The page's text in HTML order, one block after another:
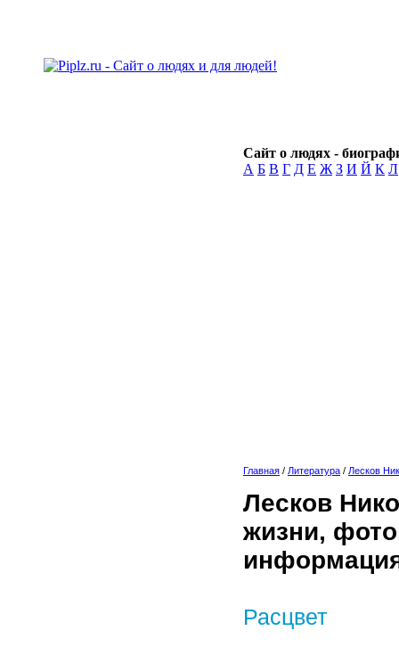
Сайт о людях -
А Б В Г Д Е Ж З И Й К Л
Главная / Литература / Лесков
Лесков
жизни,
Расцвет